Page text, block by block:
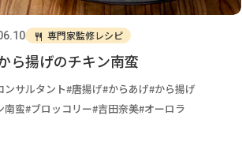
専門家監修レシピ
ら揚げのチキン南蛮
ンサルタント 唐揚げ からあげ から揚げ
南蛮 ブロッコリー 吉田奈美 オーロラ